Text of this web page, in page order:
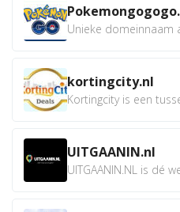
kortingcity.nl
UITGAANIN.nl